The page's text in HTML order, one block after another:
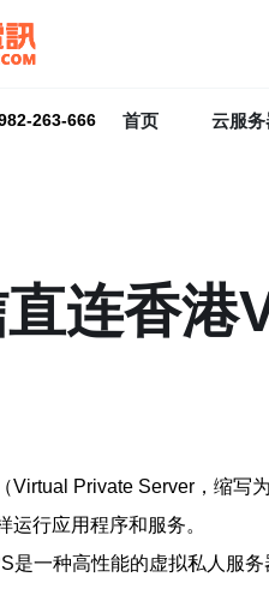
263-666 首页 云服务
连香港
Virtual Private Server，缩写
运行应用程序和服务。
是一种高性能的虚拟私人服务